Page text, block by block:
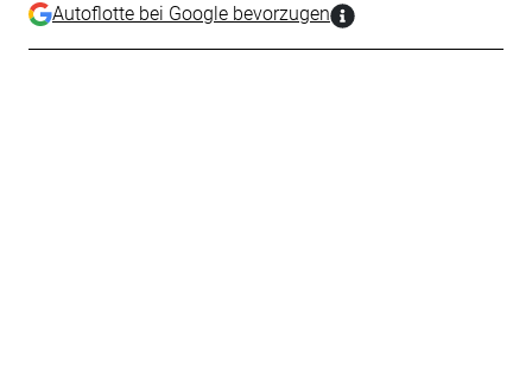
Autoflotte bei Google bevorzugen